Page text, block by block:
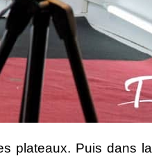
plateaux. Puis dans